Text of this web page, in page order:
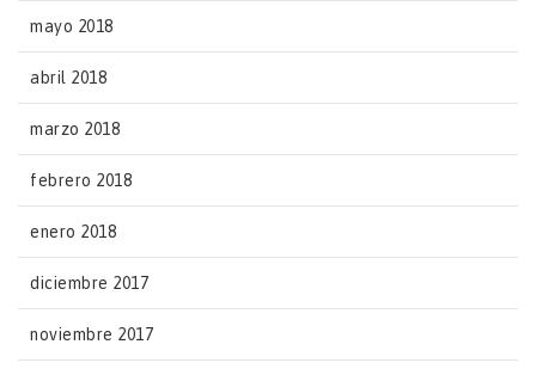
mayo 2018
abril 2018
marzo 2018
febrero 2018
enero 2018
diciembre 2017
noviembre 2017